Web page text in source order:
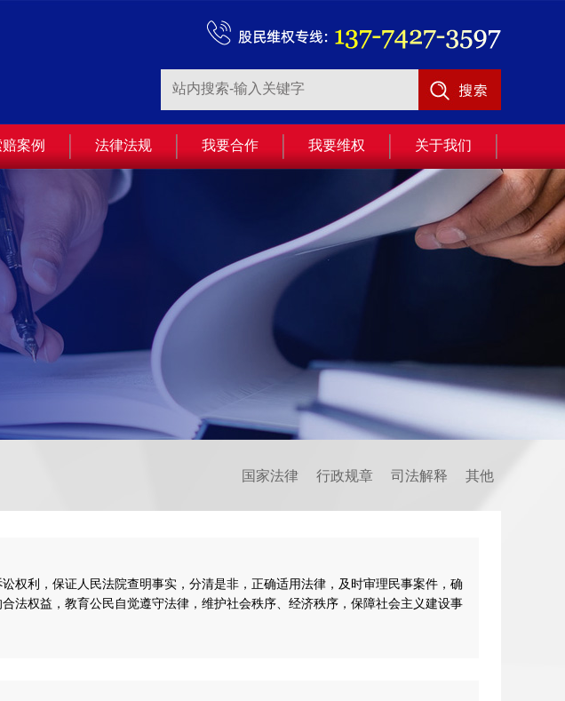
案例 法律法规 我要合作 我要维权 关于我们
国家法律 行政规章 司法解释 其他
权利，保证人民法院查明事实，分清是非，正确适用法律，及时审理民事案件，确
法权益，教育公民自觉遵守法律，维护社会秩序、经济秩序，保障社会主义建设事